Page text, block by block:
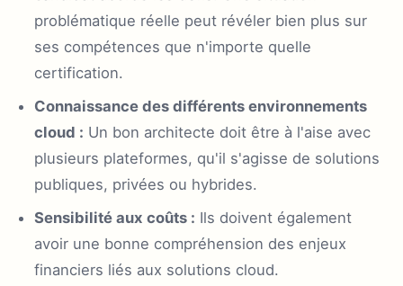
problématique réelle peut révéler bien plus sur
ses compétences que n'importe quelle
certification.
Connaissance des différents environnements
cloud : Un bon architecte doit être à l'aise avec
plusieurs plateformes, qu'il s'agisse de solutions
publiques, privées ou hybrides.
Sensibilité aux coûts : Ils doivent également
avoir une bonne compréhension des enjeux
financiers liés aux solutions cloud.